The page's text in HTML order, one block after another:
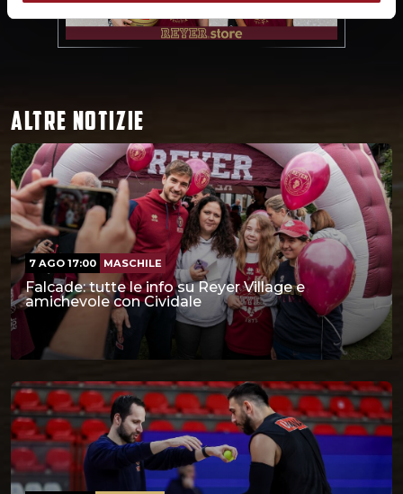
ALTRE NOTIZIE
Falcade: tutte le info su Reyer Village e
amichevole con Cividale
7 AGO 17:00 MASCHILE